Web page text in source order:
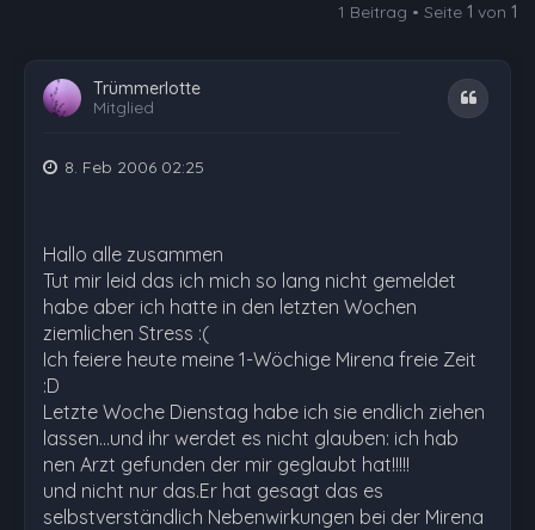
1 Beitrag • Seite 1 von 1
Trümmerlotte
Mitglied
Zitat
8. Feb 2006 02:25
Hallo alle zusammen
Tut mir leid das ich mich so lang nicht gemeldet
habe aber ich hatte in den letzten Wochen
ziemlichen Stress :(
Ich feiere heute meine 1-Wöchige Mirena freie Zeit
:D
Letzte Woche Dienstag habe ich sie endlich ziehen
lassen...und ihr werdet es nicht glauben: ich hab
nen Arzt gefunden der mir geglaubt hat!!!!!
und nicht nur das.Er hat gesagt das es
selbstverständlich Nebenwirkungen bei der Mirena